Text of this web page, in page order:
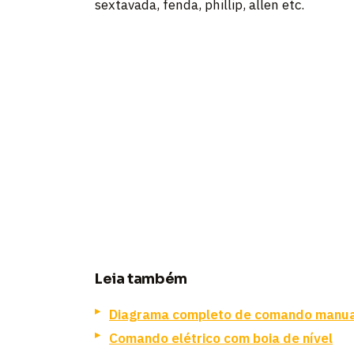
sextavada, fenda, phillip, allen etc.
Leia também
Diagrama completo de comando
Comando elétrico com boia de nível